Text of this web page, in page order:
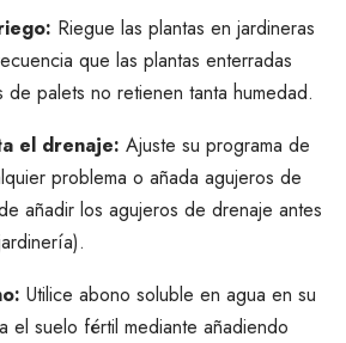
Riegue las plantas en jardineras
que las plantas enterradas
de palets no retienen tanta humedad.
el drenaje: Ajuste su programa de
problema o añada agujeros de
añadir los agujeros de drenaje antes
: Utilice abono soluble en agua en su
el suelo fértil mediante añadiendo